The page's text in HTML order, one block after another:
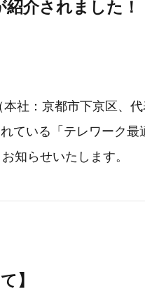
介されました！
本社：京都市下京区、
ている「テレワーク最
知らせいたします。
】